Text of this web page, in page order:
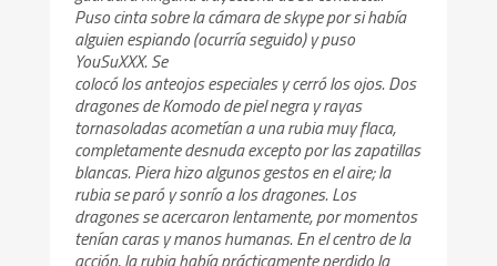
Puso cinta sobre la cámara de skype por si había
alguien espiando (ocurría seguido) y puso
YouSuXXX. Se
colocó los anteojos especiales y cerró los ojos. Dos
dragones de Komodo de piel negra y rayas
tornasoladas acometían a una rubia muy flaca,
completamente desnuda excepto por las zapatillas
blancas. Piera hizo algunos gestos en el aire; la
rubia se paró y sonrío a los dragones. Los
dragones se acercaron lentamente, por momentos
tenían caras y manos humanas. En el centro de la
acción, la rubia había prácticamente perdido la